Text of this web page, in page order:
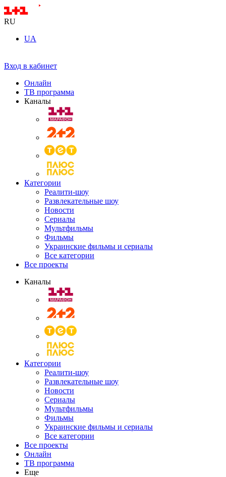
RU
UA
Вход в кабинет
Онлайн
ТВ программа
Каналы
Категории
Реалити-шоу
Развлекательные шоу
Новости
Сериалы
Мультфильмы
Фильмы
Украинские фильмы и сериалы
Все категории
Все проекты
Каналы
Категории
Реалити-шоу
Развлекательные шоу
Новости
Сериалы
Мультфильмы
Фильмы
Украинские фильмы и сериалы
Все категории
Все проекты
Онлайн
ТВ программа
Еще